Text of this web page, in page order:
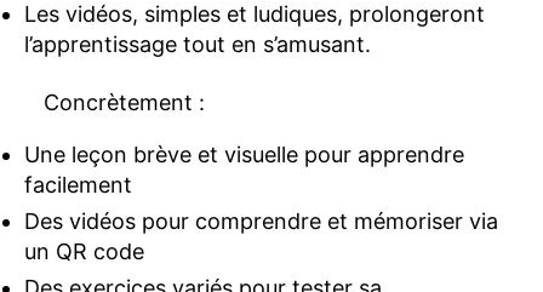
Les vidéos, simples et ludiques, prolongeront
l’apprentissage tout en s’amusant.
Concrètement :
Une leçon brève et visuelle pour apprendre
facilement
Des vidéos pour comprendre et mémoriser via
un QR code